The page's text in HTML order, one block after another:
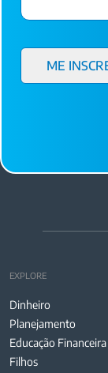
EXPLORE
Dinheiro
Planejamento
Educação Financeira
Filhos